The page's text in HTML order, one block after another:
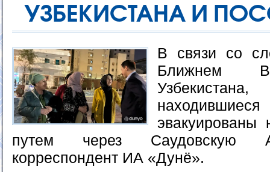
УЗБЕКИСТАНА И
В связи со
Ближнем
путем через Саудовскую
корреспондент ИА «Дунё».